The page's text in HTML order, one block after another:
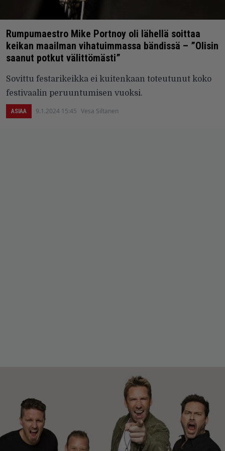
Rumpumaestro Mike Portnoy oli lähellä soittaa
keikan maailman vihatuimmassa bändissä – ”Olisin
saanut potkut välittömästi”
Sovittu festarikeikka ei kuitenkaan toteutunut koko
festivaalin peruuntumisen vuoksi.
ASIAA 9.1.2024 15:45 Vesa Siltanen